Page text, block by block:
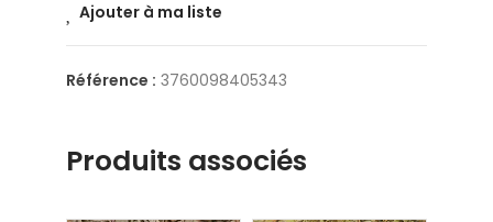
Ajouter à ma liste
Référence : 3760098405343
Produits associés